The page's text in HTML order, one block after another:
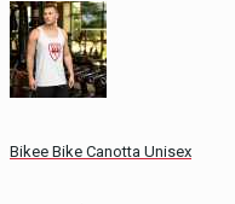
Bikee Bike Canotta Unisex